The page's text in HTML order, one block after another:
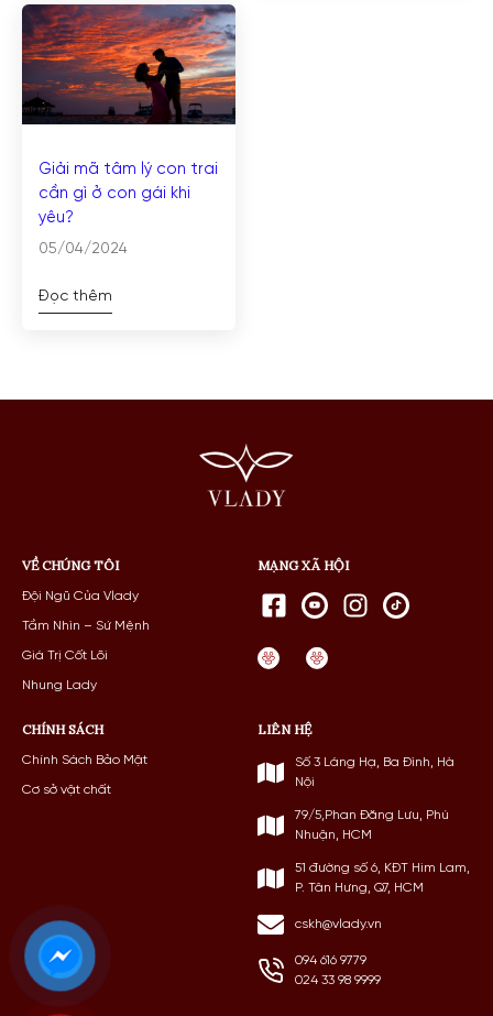
Giải mã tâm lý con trai
cần gì ở con gái khi
yêu?
05/04/2024
Đọc thêm
VỀ CHÚNG TÔI
Đội Ngũ Của Vlady
Tầm Nhìn – Sứ Mệnh
Giá Trị Cốt Lõi
Nhung Lady
CHÍNH SÁCH
Chính Sách Bảo Mật
Cơ sở vật chất
LIÊN HỆ
Số 3 Láng Hạ, Ba Đình, Hà
Nội
79/5,Phan Đăng Lưu, Phú
Nhuận, HCM
51 đường số 6, KĐT Him Lam,
P. Tân Hưng, Q7, HCM
cskh@vlady.vn
094 616 9779
024 33 98 9999
MẠNG XÃ HỘI